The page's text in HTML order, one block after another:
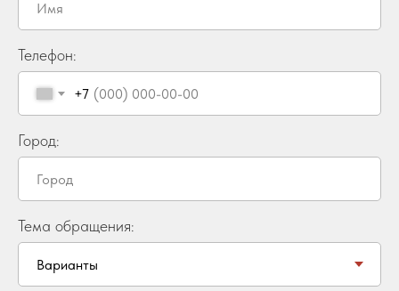
Телефон:
+7
Город:
Тема обращения: